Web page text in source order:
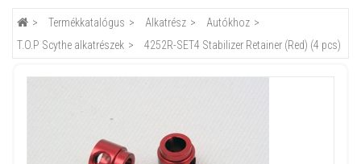
Termékkatalógus Alkatrész
Autókhoz
T.O.P Scythe alkatrészek
4252R-SET4 Stabilizer Retainer (Red) (4 pcs)